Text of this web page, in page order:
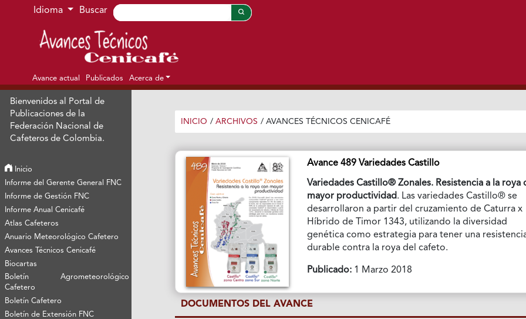
Ir al menú de navegación principal
Ir al contenido principal
Ir al pie de página del sitio
Idioma Buscar
Avance actual Publicados Acerca de
Bienvenidos al Portal de
Publicaciones de la
Federación Nacional de
Cafeteros de Colombia.
Inicio
Informe del Gerente General FNC
Informe de Gestión FNC
Informe Anual Cenicafé
Atlas Cafeteros
Anuario Meteorológico Cafetero
Avances Técnicos Cenicafé
Biocartas
Boletín Agrometeorológico
Cafetero
Boletín Cafetero
Boletín de Extensión FNC
INICIO / ARCHIVOS / AVANCES TÉCNICOS CENICAFÉ
Avance 489 Variedades Castillo
Variedades Castillo® Zonales. Resistencia a la roya
mayor productividad. Las variedades Castillo® se
desarrollaron a partir del cruzamiento de Caturra x
Híbrido de Timor 1343, utilizando la diversidad
genética como estrategia para tener una
durable contra la roya del cafeto.
Publicado: 1 Marzo 2018
DOCUMENTOS DEL AVANCE